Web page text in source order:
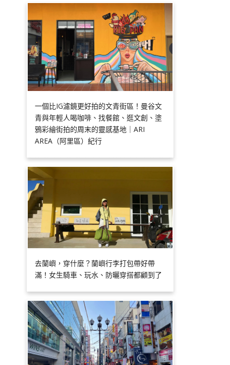
一個比IG濾鏡更好拍的文青街區！曼谷文
青與年輕人喝咖啡、找餐館、逛文創、塗
鴉彩繪街拍的周末的靈感基地｜ARI
AREA（阿里區）紀行
去蘭嶼，穿什麼？蘭嶼行李打包帶好帶
滿！女生騎車、玩水、防曬穿搭都顧到了